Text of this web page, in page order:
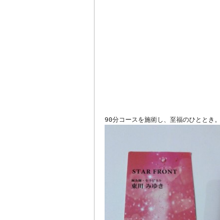
90分コースを施術し、至福のひととき